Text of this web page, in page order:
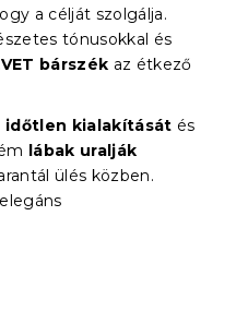
a célját szolgálja.
tónusokkal és
bárszék az étkező
időtlen kialakítását és
lábak uralják
ülés közben.